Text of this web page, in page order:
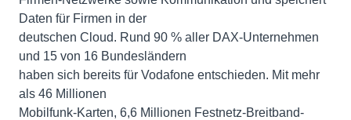
Daten für Firmen in der
deutschen Cloud. Rund 90 % aller DAX-Unternehmen
und 15 von 16 Bundesländern
haben sich bereits für Vodafone entschieden. Mit mehr
als 46 Millionen
Mobilfunk-Karten, 6,6 Millionen Festnetz-Breitband-